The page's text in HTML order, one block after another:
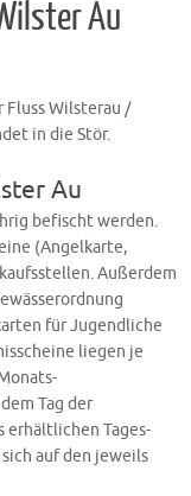
Au
Fluss Wilsterau /
in die Stör.
Au
befischt werden.
(Angelkarte,
Außerdem
für Jugendliche
liegen je
Tag der
erhältlichen Tages-
auf den jeweils